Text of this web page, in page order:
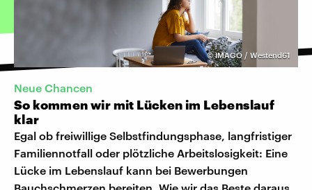
©IMAGO / Westend61
Neue Chancen
So kommen wir mit Lücken im Lebenslauf
klar
Egal ob freiwillige Selbstfindungsphase, langfristiger
Familiennotfall oder plötzliche Arbeitslosigkeit: Eine
Lücke im Lebenslauf kann bei Bewerbungen